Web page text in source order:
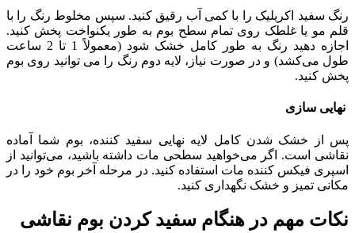
رنگ سفید اکریلیک را با کمی آب رقیق کنید. سپس مخلوط رنگ را با
قلم مو یا غلطک روی تمام سطح بوم به طور یکنواخت پخش کنید.
اجازه دهید رنگ به طور کامل خشک شود (معمولاً 1 تا 2 ساعت
طول می‌کشد) و در صورت نیاز، لایه دوم رنگ را می توانید روی بوم
پخش کنید.
نهایی سازی
پس از خشک شدن کامل لایه نهایی سفید کننده، بوم شما آماده
نقاشی است. اگر می‌خواهید سطحی مات داشته باشید، می‌توانید از
اسپری فیکس کننده مات استفاده کنید. در مرحله آخر بوم خود را در
مکانی تمیز و خشک نگهداری کنید.
نکات مهم در هنگام سفید کردن بوم نقاشی